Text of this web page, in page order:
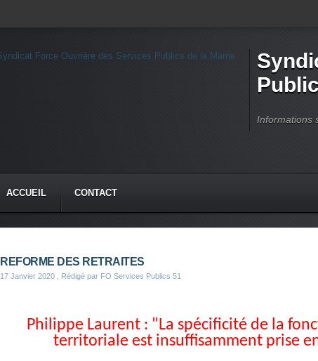
Informations
ACCUEIL CONTACT
REFORME DES RETRAITES
17 Janvier 2020 , Rédigé par FO Services Publics 51
Philippe Laurent : "La spécificité de la
territoriale est insuffisamment prise